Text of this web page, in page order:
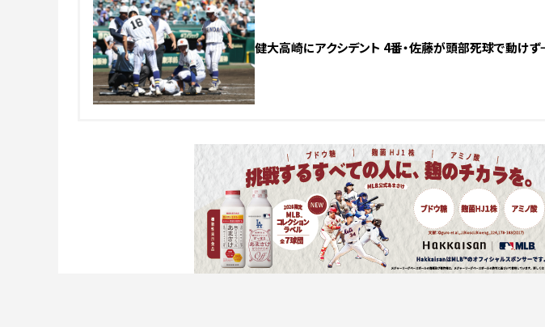
健大高崎にアクシデント 4番・佐藤が頭部死球で動け